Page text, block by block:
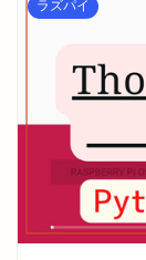
ラズパイ